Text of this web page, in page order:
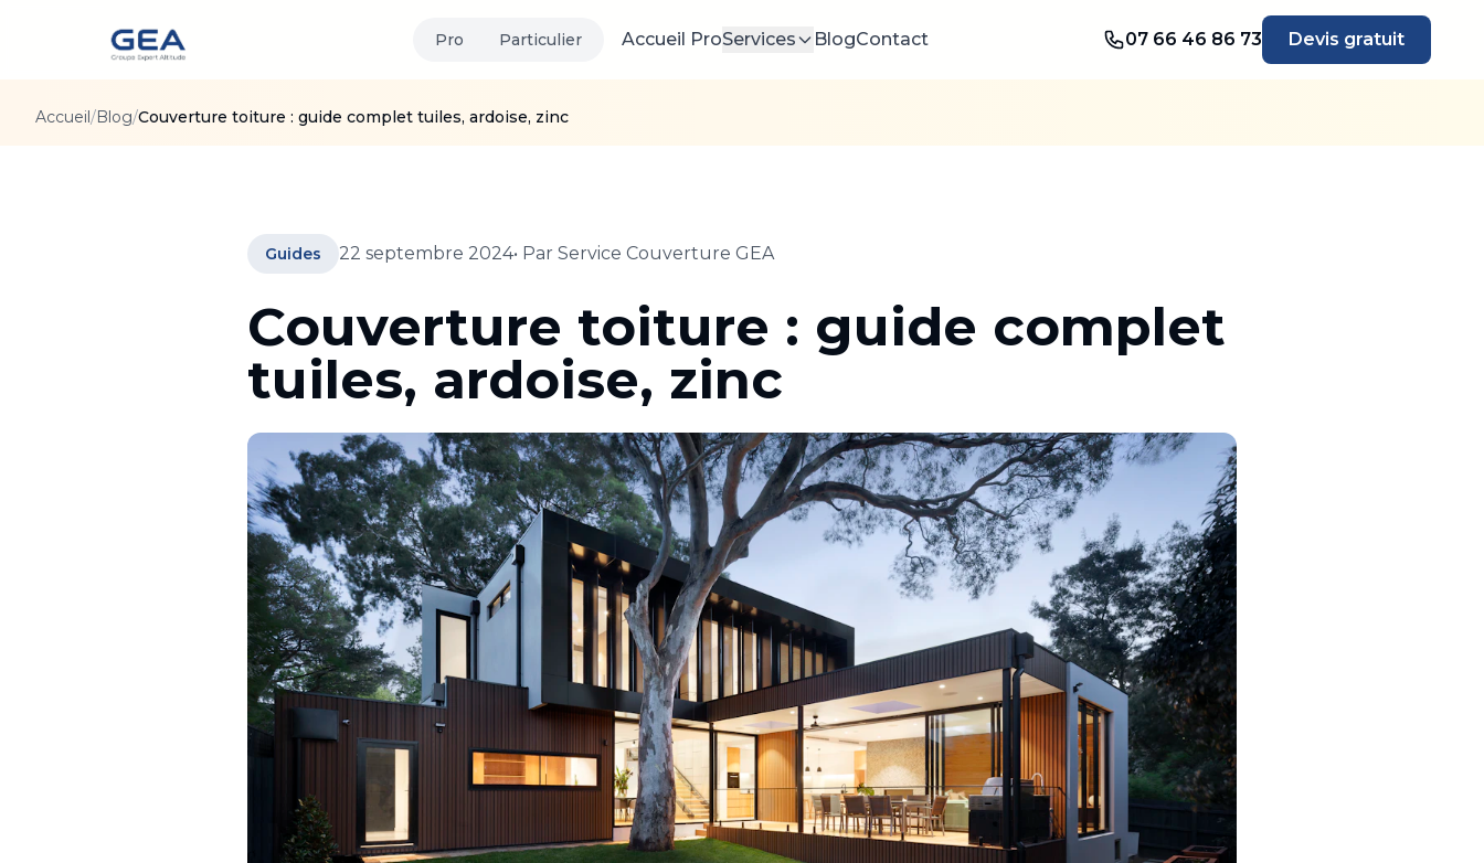
Pro Particulier Accueil ProServices BlogContact 07 66 46 86 73 Devis gratuit
Accueil/Blog/Couverture toiture : guide complet tuiles, ardoise, zinc
Guides 22 septembre 2024• Par Service Couverture GEA
Couverture toiture : guide complet
tuiles, ardoise, zinc